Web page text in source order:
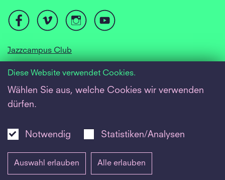
Jazzcampus Club
Barrierefreiheit
Inside
Impressum | Datenschutz
Diese Website verwendet Cookies.
Wählen Sie aus, welche Cookies wir verwenden
dürfen.
Notwendig Statistiken/Analysen
Auswahl erlauben Alle erlauben